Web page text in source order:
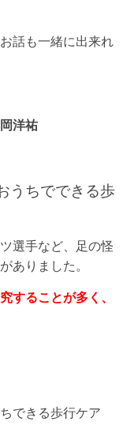
話も一緒に出来れ
洋祐
うちでできる歩
選手など、足の怪
ありました。
することが多く、
できる歩行ケア